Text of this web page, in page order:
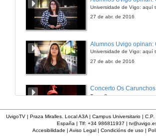
22 de abr. de 2015
23 de abr. de 2015
Hispania
Universidade de Vigo: aquí
27 de abr. de 2016
Universidade de Vigo: aquí
27 de abr. de 2016
Concerto Os Carunchos
Tema 3
UvigoTV | Praza Miralles. Local A3A | Campus Universitario |
España | Tlf: +34 986811937 |
Accesibilidade | Aviso Legal| Condicións de uso|